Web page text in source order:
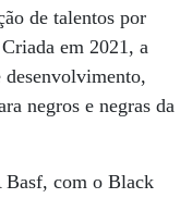
de talentos por
em 2021, a
negros e negras da
Basf, com o Black